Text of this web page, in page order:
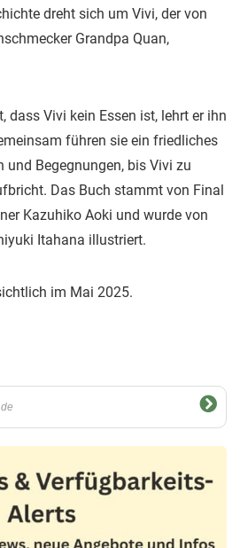
dreht sich um Vivi, der von
Grandpa Quan,
dass Vivi kein Essen ist, lehrt er ihn
führen sie ein friedliches
und Begegnungen, bis Vivi zu
Das Buch stammt von Final
Kazuhiko Aoki und wurde von
Itahana illustriert.
im Mai 2025.